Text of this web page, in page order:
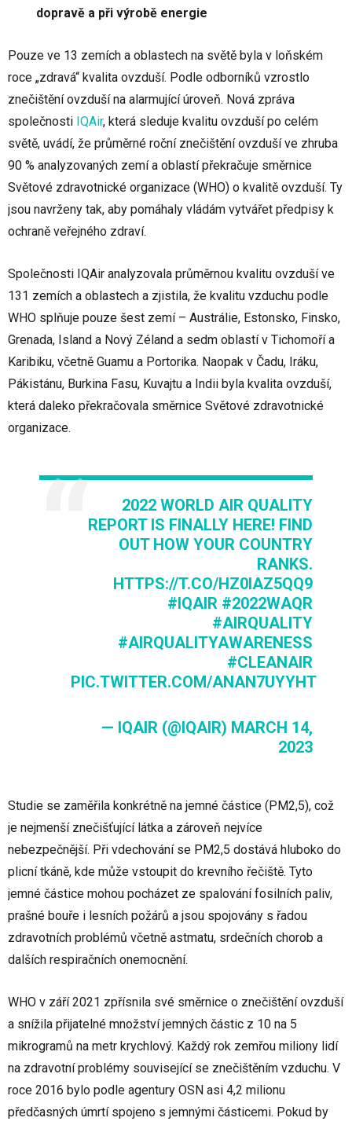
dopravě a při výrobě energie
Pouze ve 13 zemích a oblastech na světě byla v loňském
roce „zdravá“ kvalita ovzduší. Podle odborníků vzrostlo
znečištění ovzduší na alarmující úroveň. Nová zpráva
společnosti IQAir, která sleduje kvalitu ovzduší po celém
světě, uvádí, že průměrné roční znečištění ovzduší ve zhruba
90 % analyzovaných zemí a oblastí překračuje směrnice
Světové zdravotnické organizace (WHO) o kvalitě ovzduší. Ty
jsou navrženy tak, aby pomáhaly vládám vytvářet předpisy k
ochraně veřejného zdraví.
Společnosti IQAir analyzovala průměrnou kvalitu ovzduší ve
131 zemích a oblastech a zjistila, že kvalitu vzduchu podle
WHO splňuje pouze šest zemí – Austrálie, Estonsko, Finsko,
Grenada, Island a Nový Zéland a sedm oblastí v Tichomoří a
Karibiku, včetně Guamu a Portorika. Naopak v Čadu, Iráku,
Pákistánu, Burkina Fasu, Kuvajtu a Indii byla kvalita ovzduší,
která daleko překračovala směrnice Světové zdravotnické
organizace.
2022 WORLD AIR QUALITY
REPORT IS FINALLY HERE! FIND
OUT HOW YOUR COUNTRY
RANKS.
HTTPS://T.CO/HZ0IAZ5QQ9
#IQAIR #2022WAQR
#AIRQUALITY
#AIRQUALITYAWARENESS
#CLEANAIR
PIC.TWITTER.COM/ANAN7UYYHT
— IQAIR (@IQAIR) MARCH 14,
2023
Studie se zaměřila konkrétně na jemné částice (PM2,5), což
je nejmenší znečišťující látka a zároveň nejvíce
nebezpečnější. Při vdechování se PM2,5 dostává hluboko do
plicní tkáně, kde může vstoupit do krevního řečiště. Tyto
jemné částice mohou pocházet ze spalování fosilních paliv,
prašné bouře i lesních požárů a jsou spojovány s řadou
zdravotních problémů včetně astmatu, srdečních chorob a
dalších respiračních onemocnění.
WHO v září 2021 zpřísnila své směrnice o znečištění ovzduší
a snížila přijatelné množství jemných částic z 10 na 5
mikrogramů na metr krychlový. Každý rok zemřou miliony lidí
na zdravotní problémy související se znečištěním vzduchu. V
roce 2016 bylo podle agentury OSN asi 4,2 milionu
předčasných úmrtí spojeno s jemnými částicemi. Pokud by